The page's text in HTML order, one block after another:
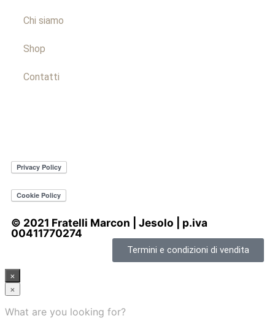
Chi siamo
Shop
Contatti
© 2021 Fratelli Marcon | Jesolo | p.iva
00411770274
Termini e condizioni di vendita
×
×
What are you looking for?